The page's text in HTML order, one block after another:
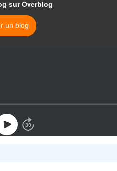
sur Overblog
un blog